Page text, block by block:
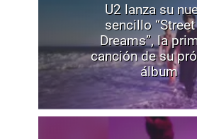
U2 lanza su
sencillo
Dreams”, la
canción de su
álbum